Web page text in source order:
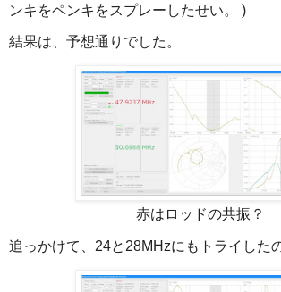
ンキをペンキをスプレーしたせい。 )
結果は、予想通りでした。
赤はロッドの共振？
追っかけて、24と28MHzにもトライした